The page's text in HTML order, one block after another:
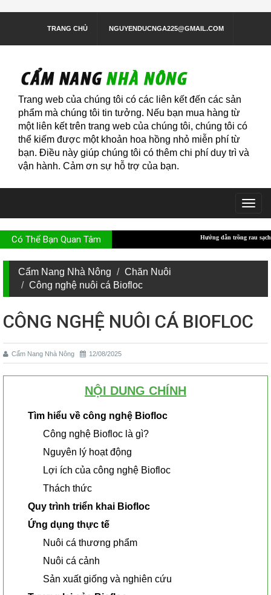
TRANG CHỦ NGUYENDUCNGA225@GMAIL.COM
Trang web của chúng tôi có các liên kết đến các sản
phẩm mà chúng tôi tin tưởng. Nếu bạn mua hàng từ
một liên kết trên trang web của chúng tôi, chúng tôi có
thể kiếm được một khoản hoa hồng nhỏ miễn phí từ
bạn. Điều này giúp chúng tôi có thêm chi phí duy trì và
vận hành. Cảm ơn sự hỗ trợ của bạn.
Có Thể Bạn Quan Tâm Hướng dẫn trồng rau sạch trong thùng xốp
Cẩm Nang Nhà Nông
Chăn Nuôi
Công nghệ nuôi cá Biofloc
CÔNG NGHỆ NUÔI CÁ BIOFLOC
Cẩm Nang Nhà Nông 12/08/2025
NỘI DUNG CHÍNH
Tìm hiểu về công nghệ Biofloc
Công nghệ Biofloc là gì?
Nguyên lý hoạt động
Lợi ích của công nghệ Biofloc
Thách thức
Quy trình triển khai Biofloc
Ứng dụng thực tế
Nuôi cá thương phẩm
Nuôi cá cảnh
Sản xuất giống và nghiên cứu